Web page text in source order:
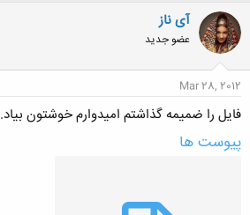
و
ع
ک
ه
م
و
ر
ی
خ
ع
آی ناز
عضو جدید
Mar 28, 2012
فایل را ضمیمه گذاشتم امیدوارم خوشتون بیاد.
پیوست ها